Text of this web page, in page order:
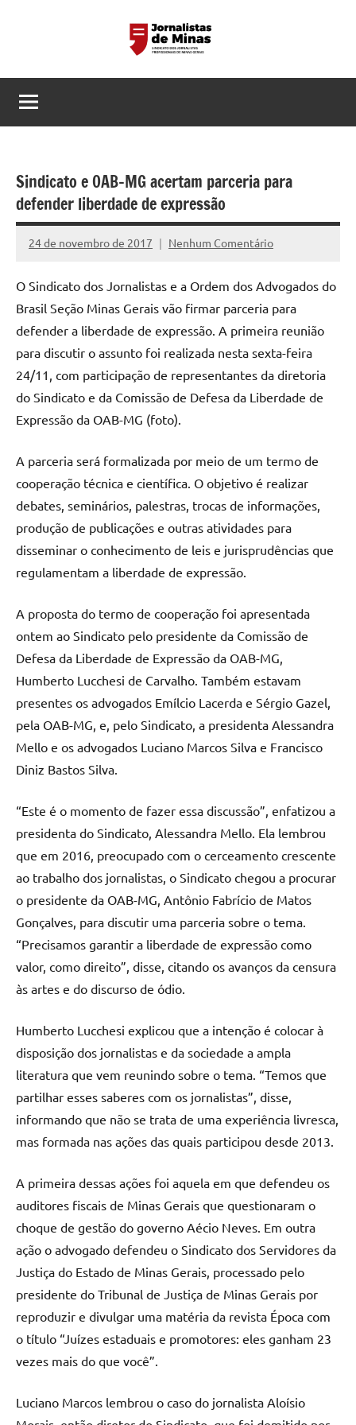
conteúdo
Sindicato
dos
Profissionais
de
Minas
Sindicato
dos
de
MG
Sindicato e OAB-MG acertam parceria para
defender liberdade de expressão
24 de novembro de 2017
Assessoria
Nenhum Comentário
O Sindicato dos Jornalistas e a Ordem dos Advogados do
Brasil Seção Minas Gerais vão firmar parceria para
defender a liberdade de expressão. A primeira reunião
para discutir o assunto foi realizada nesta sexta-feira
24/11, com participação de representantes da diretoria
do Sindicato e da Comissão de Defesa da Liberdade de
Expressão da OAB-MG (foto).
A parceria será formalizada por meio de um termo de
cooperação técnica e científica. O objetivo é realizar
debates, seminários, palestras, trocas de informações,
produção de publicações e outras atividades para
disseminar o conhecimento de leis e jurisprudências que
regulamentam a liberdade de expressão.
A proposta do termo de cooperação foi apresentada
ontem ao Sindicato pelo presidente da Comissão de
Defesa da Liberdade de Expressão da OAB-MG,
Humberto Lucchesi de Carvalho. Também estavam
presentes os advogados Emílcio Lacerda e Sérgio Gazel,
pela OAB-MG, e, pelo Sindicato, a presidenta Alessandra
Mello e os advogados Luciano Marcos Silva e Francisco
Diniz Bastos Silva.
“Este é o momento de fazer essa discussão”, enfatizou a
presidenta do Sindicato, Alessandra Mello. Ela lembrou
que em 2016, preocupado com o cerceamento crescente
ao trabalho dos jornalistas, o Sindicato chegou a procurar
o presidente da OAB-MG, Antônio Fabrício de Matos
Gonçalves, para discutir uma parceria sobre o tema.
“Precisamos garantir a liberdade de expressão como
valor, como direito”, disse, citando os avanços da censura
às artes e do discurso de ódio.
Humberto Lucchesi explicou que a intenção é colocar à
disposição dos jornalistas e da sociedade a ampla
literatura que vem reunindo sobre o tema. “Temos que
partilhar esses saberes com os jornalistas”, disse,
informando que não se trata de uma experiência livresca,
mas formada nas ações das quais participou desde 2013.
A primeira dessas ações foi aquela em que defendeu os
auditores fiscais de Minas Gerais que questionaram o
choque de gestão do governo Aécio Neves. Em outra
ação o advogado defendeu o Sindicato dos Servidores da
Justiça do Estado de Minas Gerais, processado pelo
presidente do Tribunal de Justiça de Minas Gerais por
reproduzir e divulgar uma matéria da revista Época com
o título “Juízes estaduais e promotores: eles ganham 23
vezes mais do que você”.
Luciano Marcos lembrou o caso do jornalista Aloísio